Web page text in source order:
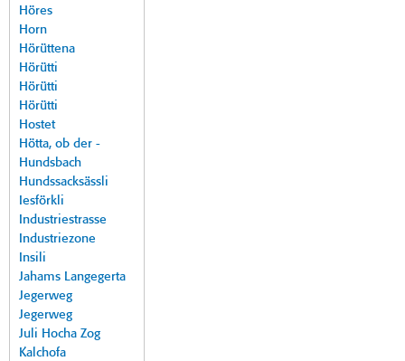
Höres
Horn
Hörüttena
Hörütti
Hörütti
Hörütti
Hostet
Hötta, ob der -
Hundsbach
Hundssacksässli
Iesförkli
Industriestrasse
Industriezone
Insili
Jahams Langegerta
Jegerweg
Jegerweg
Juli Hocha Zog
Kalchofa